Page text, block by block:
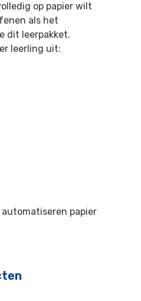
op papier wilt
als het
dit leerpakket.
leerling uit:
papier